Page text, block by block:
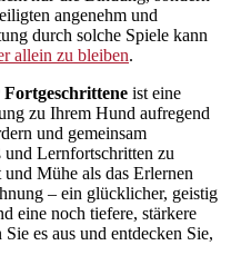
angenehm und
durch solche Spiele kann
allein zu bleiben.
ist eine
zu Ihrem Hund aufregend
und gemeinsam
Lernfortschritten zu
Mühe als das Erlernen
– ein glücklicher, geistig
eine noch tiefere, stärkere
es aus und entdecken Sie,